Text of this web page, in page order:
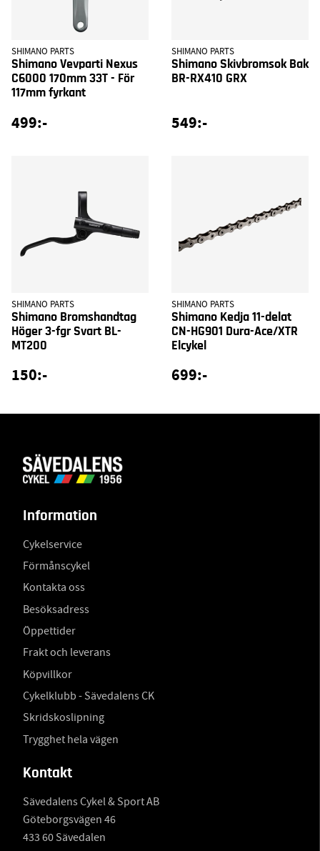
SHIMANO PARTS
Shimano Vevparti Nexus
C6000 170mm 33T - För
117mm fyrkant
499:-
SHIMANO PARTS
Shimano Skivbromsok Bak
BR-RX410 GRX
549:-
SHIMANO PARTS
Shimano Bromshandtag
Höger 3-fgr Svart BL-
MT200
150:-
SHIMANO PARTS
Shimano Kedja 11-delat
CN-HG901 Dura-Ace/XTR
Elcykel
699:-
Information
Cykelservice
Förmånscykel
Kontakta oss
Besöksadress
Öppettider
Frakt och leverans
Köpvillkor
Cykelklubb - Sävedalens CK
Skridskoslipning
Trygghet hela vägen
Kontakt
Sävedalens Cykel & Sport AB
Göteborgsvägen 46
433 60 Sävedalen